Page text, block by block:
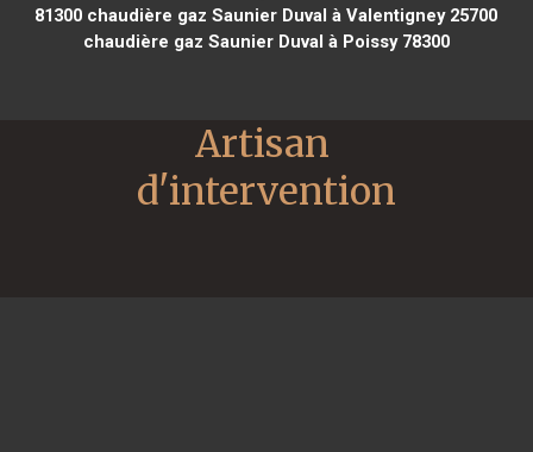
81300 chaudière gaz Saunier Duval à Valentigney 25700
chaudière gaz Saunier Duval à Poissy 78300
Artisan
d'intervention